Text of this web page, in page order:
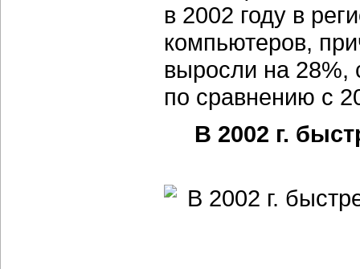
в 2002 году в
компьютеров,
выросли на
по сравнению с
В 2002 г.